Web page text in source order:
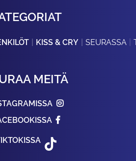
KISS & CRY SEURASSA
MEITÄ